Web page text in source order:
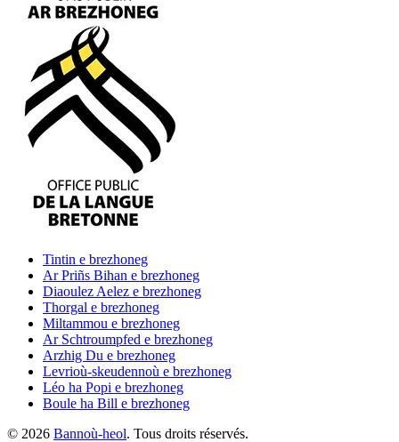
Tintin e brezhoneg
Ar Priñs Bihan e brezhoneg
Diaoulez Aelez e brezhoneg
Thorgal e brezhoneg
Miltammou e brezhoneg
Ar Schtroumpfed e brezhoneg
Arzhig Du e brezhoneg
Levrioù-skeudennoù e brezhoneg
Léo ha Popi e brezhoneg
Boule ha Bill e brezhoneg
© 2026 Bannoù-heol. Tous droits réservés.